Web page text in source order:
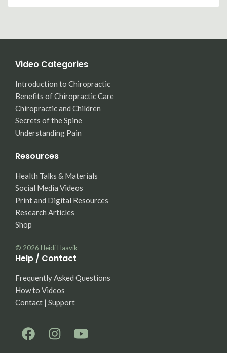
Video Categories
Introduction to Chiropractic
Benefits of Chiropractic Care
Chiropractic and Children
Secrets of the Spine
Understanding Pain
Resources
Health Talks & Materials
Social Media Videos
Print and Digital Resources
Research Articles
Shop
© 2026 Heidi Haavik
Help / Contact
Frequently Asked Questions
How to Videos
Contact | Support